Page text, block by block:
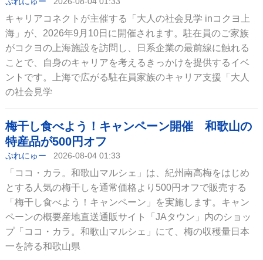
キャリアコネクトが主催する「大人の社会見学 inコクヨ上
海」が、2026年9月10日に開催されます。駐在員のご家族
がコクヨの上海施設を訪問し、日系企業の最前線に触れる
ことで、自身のキャリアを考えるきっかけを提供するイベ
ントです。上海で広がる駐在員家族のキャリア支援「大人
の社会見学
梅干し食べよう！キャンペーン開催 和歌山の
特産品が500円オフ
ぷれにゅー 2026-08-04 01:33
「ココ・カラ。和歌山マルシェ」は、紀州南高梅をはじめ
とする人気の梅干しを通常価格より500円オフで販売する
「梅干し食べよう！キャンペーン」を実施します。キャン
ペーンの概要産地直送通販サイト「JAタウン」内のショッ
プ「ココ・カラ。和歌山マルシェ」にて、梅の収穫量日本
一を誇る和歌山県